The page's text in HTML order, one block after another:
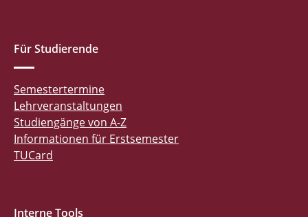
Für Studierende
Semestertermine
Lehrveranstaltungen
Studiengänge von A-Z
Informationen für Erstsemester
TUCard
Interne Tools